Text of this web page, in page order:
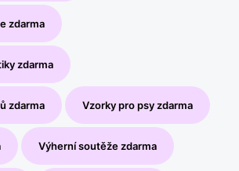
zdarma
zdarma
zdarma Vzorky pro psy zdarma
Výherní soutěže zdarma